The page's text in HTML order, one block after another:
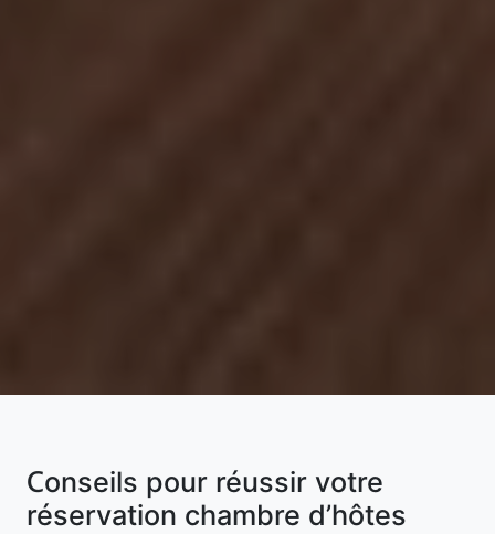
Conseils pour réussir votre
réservation chambre d’hôtes